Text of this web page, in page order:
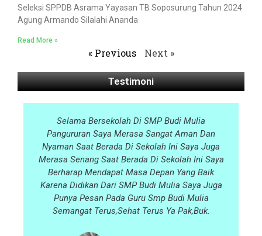
Seleksi SPPDB Asrama Yayasan TB Soposurung Tahun 2024
Agung Armando Silalahi ⁠Ananda
Read More »
« Previous Next »
Testimoni
Selama Bersekolah Di SMP Budi Mulia
Pangururan Saya Merasa Sangat Aman Dan
Nyaman Saat Berada Di Sekolah Ini Saya Juga
Merasa Senang Saat Berada Di Sekolah Ini Saya
Berharap Mendapat Masa Depan Yang Baik
Karena Didikan Dari SMP Budi Mulia Saya Juga
Punya Pesan Pada Guru Smp Budi Mulia
Semangat Terus,sehat Terus Ya Pak,buk.